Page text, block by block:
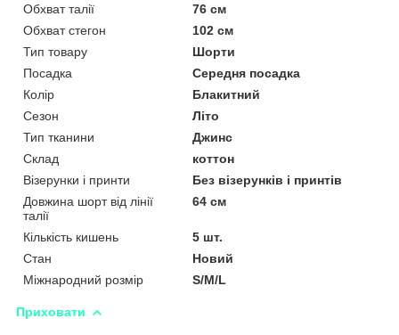
Обхват талії
76 см
Обхват стегон
102 см
Тип товару
Шорти
Посадка
Середня посадка
Колір
Блакитний
Сезон
Літо
Тип тканини
Джинс
Склад
коттон
Візерунки і принти
Без візерунків і принтів
Довжина шорт від лінії
талії
64 см
Кількість кишень
5 шт.
Стан
Новий
Міжнародний розмір
S/M/L
Приховати